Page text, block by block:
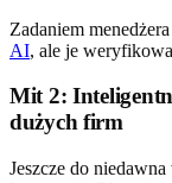
Zadaniem
AI, ale je
Mit 2:
dużych firm
Jeszcze do